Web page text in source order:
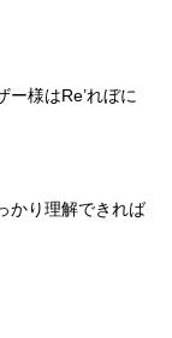
ー様はRe’れぼに
かり理解できれば